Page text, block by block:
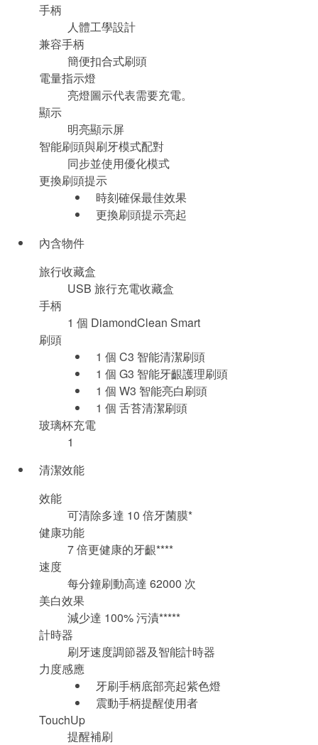
手柄
人體工學設計
兼容手柄
簡便扣合式刷頭
電量指示燈
亮燈圖示代表需要充電。
顯示
明亮顯示屏
智能刷頭與刷牙模式配對
同步並使用優化模式
更換刷頭提示
時刻確保最佳效果
更換刷頭提示亮起
內含物件
旅行收藏盒
USB 旅行充電收藏盒
手柄
1 個 DiamondClean Smart
刷頭
1 個 C3 智能清潔刷頭
1 個 G3 智能牙齦護理刷頭
1 個 W3 智能亮白刷頭
1 個 舌苔清潔刷頭
玻璃杯充電
1
清潔效能
效能
可清除多達 10 倍牙菌膜*
健康功能
7 倍更健康的牙齦****
速度
每分鐘刷動高達 62000 次
美白效果
減少達 100% 污漬*****
計時器
刷牙速度調節器及智能計時器
力度感應
牙刷手柄底部亮起紫色燈
震動手柄提醒使用者
TouchUp
提醒補刷